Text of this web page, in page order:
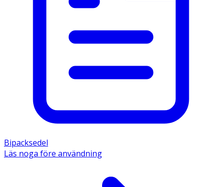
Bipacksedel
Läs noga före användning